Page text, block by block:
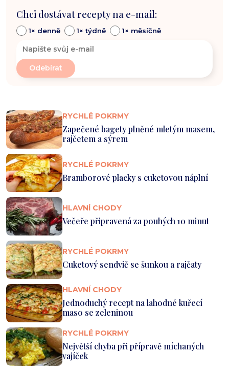
Chci dostávat recepty na e-mail:
1× denně 1× týdně 1× měsíčně
RYCHLÉ POKRMY
Zapečené bagety plněné mletým masem,
rajčetem a sýrem
RYCHLÉ POKRMY
Bramborové placky s cuketovou náplní
HLAVNÍ CHODY
Večeře připravená za pouhých 10 minut
RYCHLÉ POKRMY
Cuketový sendvič se šunkou a rajčaty
HLAVNÍ CHODY
Jednoduchý recept na lahodné kuřecí
maso se zeleninou
RYCHLÉ POKRMY
Největší chyba při přípravě míchaných
vajíček